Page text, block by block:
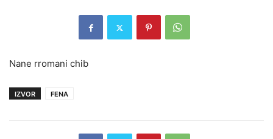
Nane rromani chib
IZVOR FENA